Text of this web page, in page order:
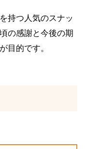
持つ人気のスナッ
の感謝と今後の期
目的です。